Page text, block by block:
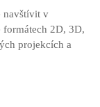
navštívit v
2D, 3D,
projekcích a